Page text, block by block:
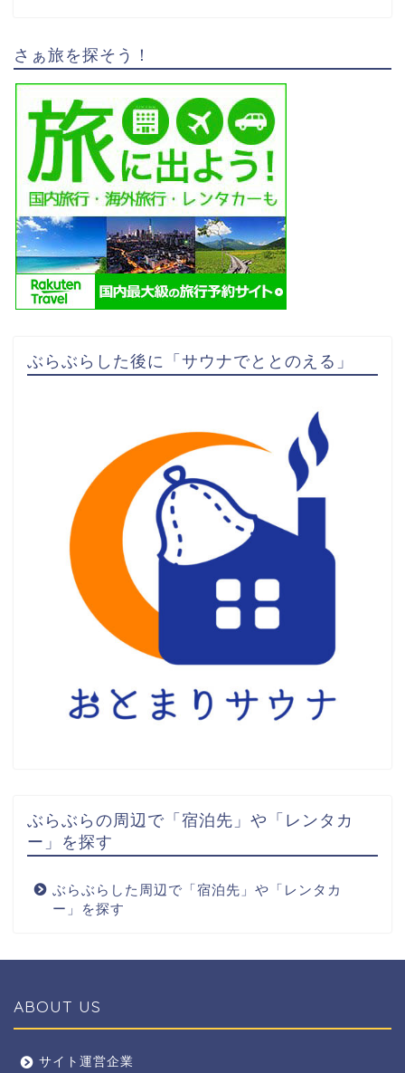
さぁ旅を探そう！
ぶらぶらした後に「サウナでととのえる」
ぶらぶらの周辺で「宿泊先」や「レンタカ
ー」を探す
ぶらぶらした周辺で「宿泊先」や「レンタカ
ー」を探す
ABOUT US
サイト運営企業